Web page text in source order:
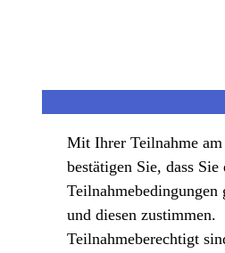
Mit Ihrer Teilnahme
bestätigen Sie, dass Sie
Teilnahmebedingungen
und diesen zustimmen.
Teilnahmeberechtigt